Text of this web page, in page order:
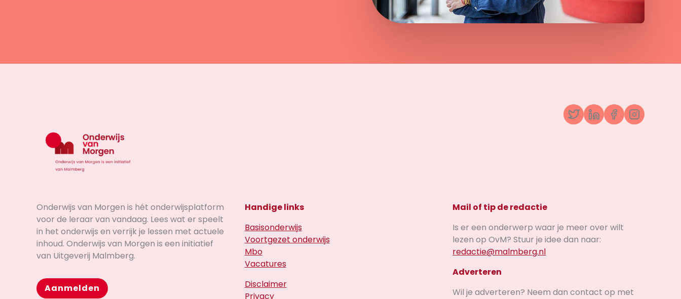
TwitterLinkedInFacebook
Onderwijs van Morgen is hét onderwijsplatform
voor de leraar van vandaag. Lees wat er speelt
in het onderwijs en verrijk je lessen met actuele
inhoud. Onderwijs van Morgen is een initiatief
van Uitgeverij Malmberg.
Aanmelden
Handige links
Basisonderwijs
Voortgezet onderwijs
Mbo
Vacatures
Disclaimer
Privacy
Mail of tip de redactie
Is er een onderwerp waar je meer over wilt
lezen op OvM? Stuur je idee dan naar:
redactie@malmberg.nl
Adverteren
Wil je adverteren? Neem dan contact op met